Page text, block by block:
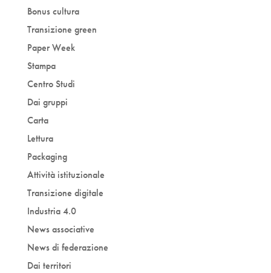
Bonus cultura
Transizione green
Paper Week
Stampa
Centro Studi
Dai gruppi
Carta
Lettura
Packaging
Attività istituzionale
Transizione digitale
Industria 4.0
News associative
News di federazione
Dai territori